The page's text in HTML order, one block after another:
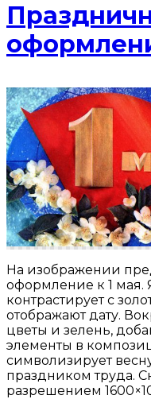
На изображении
оформление к 1
контрастирует с
отображают дату.
цветы и зелень,
элементы в
символизирует
праздником труда.
разрешением